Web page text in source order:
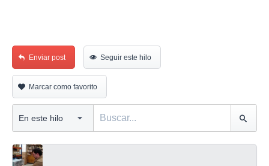
Enviar post Seguir este hilo
Marcar como favorito